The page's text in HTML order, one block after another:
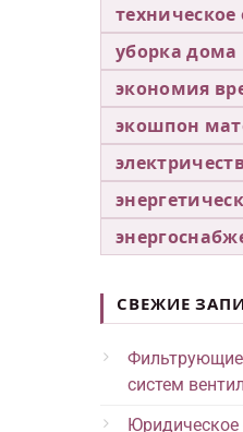
уборка дома
экономия
экошпон
СВЕЖИЕ
систем